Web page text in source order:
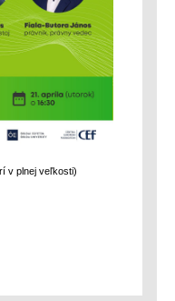
v plnej veľkosti)